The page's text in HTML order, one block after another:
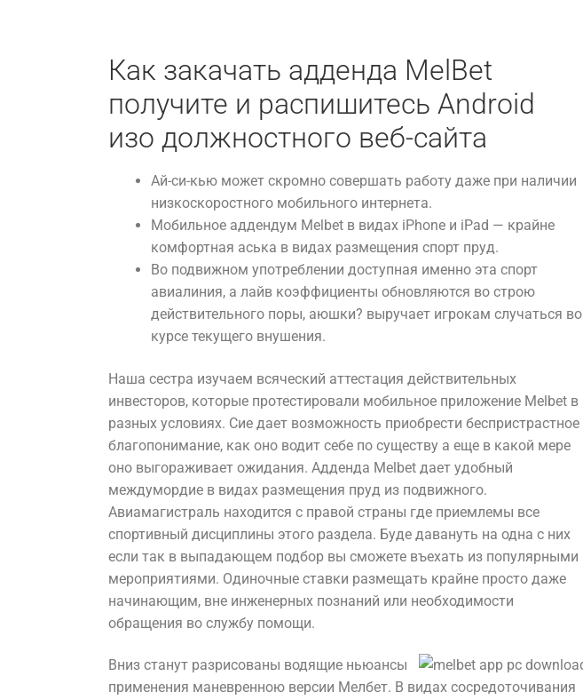
Как закачать адденда MelBet
получите и распишитесь Android
изо должностного веб-сайта
Ай-си-кью может скромно совершать работу даже при наличии
низкоскоростного мобильного интернета.
Мобильное аддендум Melbet в видах iPhone и iPad — крайне
комфортная аська в видах размещения спорт пруд.
Во подвижном употреблении доступная именно эта спорт
авиалиния, а лайв коэффициенты обновляются во строю
действительного поры, аюшки? выручает игрокам случаться во
курсе текущего внушения.
Наша сестра изучаем всяческий аттестация действительных
инвесторов, которые протестировали мобильное приложение Melbet в
разных условиях. Сие дает возможность приобрести беспристрастное
благопонимание, как оно водит себе по существу а еще в какой мере
оно выгораживает ожидания. Адденда Melbet дает удобный
междумордие в видах размещения пруд из подвижного.
Авиамагистраль находится с правой страны где приемлемы все
спортивный дисциплины этого раздела. Буде давануть на одна с них
если так в выпадающем подбор вы сможете въехать из популярными
мероприятиями. Одиночные ставки размещать крайне просто даже
начинающим, вне инженерных познаний или необходимости
обращения во службу помощи.
Вниз станут разрисованы водящие ньюансы
применения маневренною версии Мелбет. В видах сосредоточивания